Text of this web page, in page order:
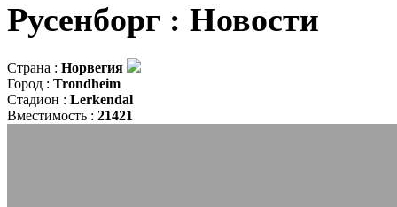
Русенборг : Новости
Страна : Норвегия
Город : Trondheim
Стадион : Lerkendal
Вместимость : 21421